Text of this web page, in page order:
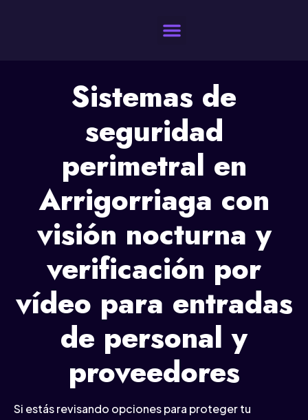
Sistemas de
seguridad
perimetral en
Arrigorriaga con
visión nocturna y
verificación por
vídeo para entradas
de personal y
proveedores
Si estás revisando opciones para proteger tu